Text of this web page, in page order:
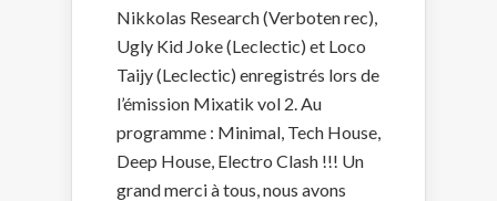
Nikkolas Research (Verboten rec),
Ugly Kid Joke (Leclectic) et Loco
Taijy (Leclectic) enregistrés lors de
l’émission Mixatik vol 2. Au
programme : Minimal, Tech House,
Deep House, Electro Clash !!! Un
grand merci à tous, nous avons